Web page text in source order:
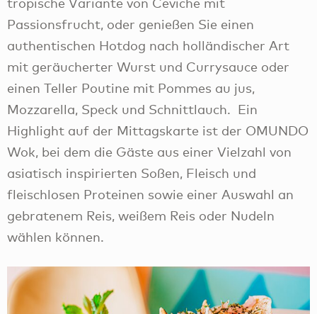
Passionsfrucht, oder genießen Sie einen
authentischen Hotdog nach holländischer Art
mit geräucherter Wurst und Currysauce oder
einen Teller Poutine mit Pommes au jus,
Mozzarella, Speck und Schnittlauch. Ein
Highlight auf der Mittagskarte ist der OMUNDO
Wok, bei dem die Gäste aus einer Vielzahl von
asiatisch inspirierten Soßen, Fleisch und
fleischlosen Proteinen sowie einer Auswahl an
gebratenem Reis, weißem Reis oder Nudeln
wählen können.